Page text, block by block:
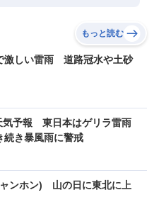
もっと読む
激しい雷雨 道路冠水や土砂
気予報 東日本はゲリラ雷雨
き暴風雨に警戒
ンホン) 山の日に東北に上